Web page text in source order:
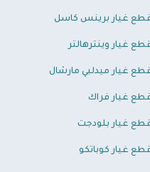
غيار برينس كاسل
غيار وينترهالتر
غيار ميدلبي مارشال
غيار فراك
غيار بلودجت
غيار كوباتكو